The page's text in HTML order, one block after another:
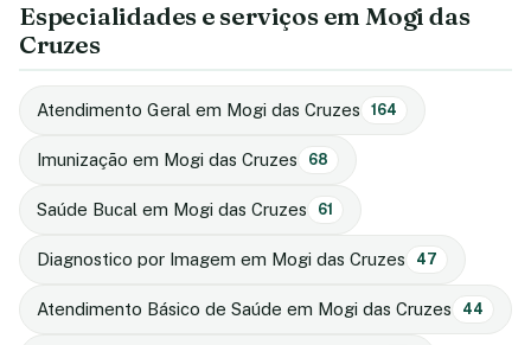
Especialidades e serviços em Mogi das
Cruzes
Atendimento Geral em Mogi das Cruzes 164
Imunização em Mogi das Cruzes 68
Saúde Bucal em Mogi das Cruzes 61
Diagnostico por Imagem em Mogi das Cruzes 47
Atendimento Básico de Saúde em Mogi das Cruzes 44